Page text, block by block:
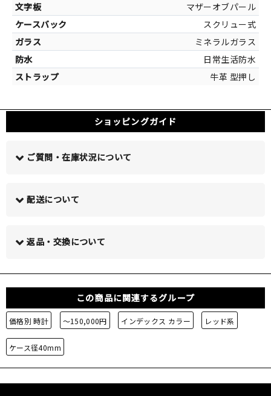
マザーオブパール
スクリュー式
ミネラルガラス
日常生活防水
牛革 型押し
カラー
ホワイト[マ
ショッピングガイド
ご質問・在庫状況について
配送について
返品・交換について
この商品に関連するグループ
価格別 時計 ～150,000円 インデックス カラー レッド系
ケース径40mm